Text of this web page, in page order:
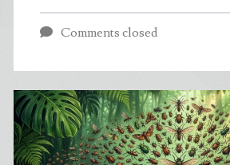
geológico
Sul
a
Comments closed